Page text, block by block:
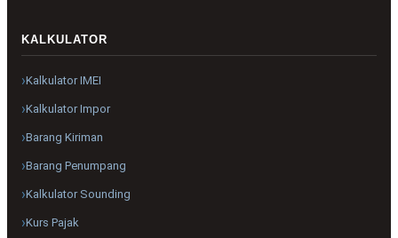
KALKULATOR
Kalkulator IMEI
Kalkulator Impor
Barang Kiriman
Barang Penumpang
Kalkulator Sounding
Kurs Pajak